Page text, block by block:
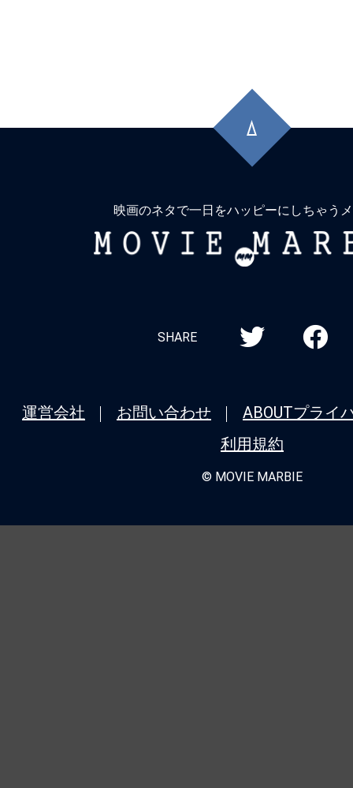
頭
に
映画のネタで一日をハッピーにしちゃう
MOVIE
SHARE
運営会社 お問い合わせ ABOUTプライ
利用規約
© MOVIE MARBIE